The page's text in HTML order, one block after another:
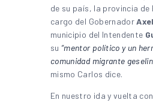
de su país, la provincia de
cargo del Gobernador
municipio del Intendente
su“mentor político y un
comunidad migrante
mismo Carlos dice.
En nuestro ida y vuelta